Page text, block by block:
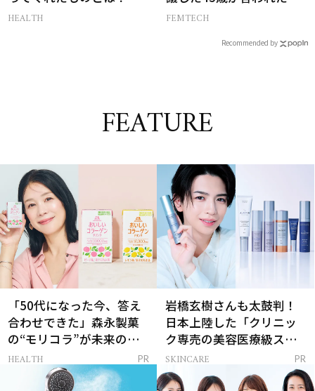
HEALTH
言【セックスレス AND
FEMTECH
Recommended by
FEATURE
「50代になった今、答え
合わせできた」森永製菓
の“モリコラ”が未来のキ
レイを連れてくる！
HEALTH PR
岩橋玄樹さんも太鼓判！
日本上陸した「クリニッ
ク専売の美容医療級スキ
ンケア」
SKINCARE PR